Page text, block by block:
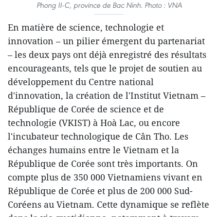
Phong II-C, province de Bac Ninh. Photo : VNA
En matière de science, technologie et
innovation – un pilier émergent du partenariat
– les deux pays ont déjà enregistré des résultats
encourageants, tels que le projet de soutien au
développement du Centre national
d'innovation, la création de l'Institut Vietnam –
République de Corée de science et de
technologie (VKIST) à Hoà Lac, ou encore
l'incubateur technologique de Cân Tho. Les
échanges humains entre le Vietnam et la
République de Corée sont très importants. On
compte plus de 350 000 Vietnamiens vivant en
République de Corée et plus de 200 000 Sud-
Coréens au Vietnam. Cette dynamique se reflète